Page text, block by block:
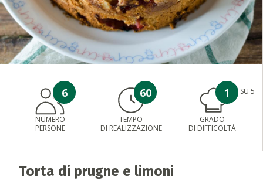
6
NUMERO
PERSONE
60
TEMPO
DI REALIZZAZIONE
1 SU 5
GRADO
DI DIFFICOLTÀ
Torta di prugne e limoni